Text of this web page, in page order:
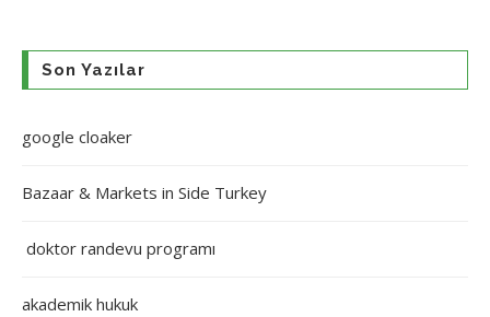
Son Yazılar
google cloaker
Bazaar & Markets in Side Turkey
doktor randevu programı
akademik hukuk